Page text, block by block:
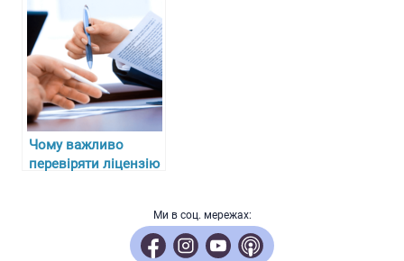
підприємців
Чому важливо
перевіряти ліцензію
Ми в соц. мережах: